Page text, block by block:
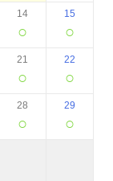
14
○
15
○
21
○
22
○
28
○
29
○